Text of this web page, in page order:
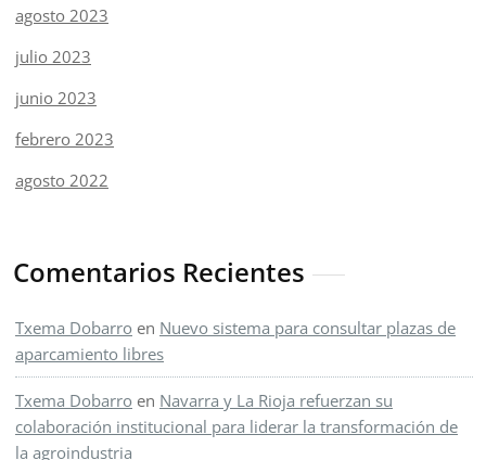
agosto 2023
julio 2023
junio 2023
febrero 2023
agosto 2022
Comentarios Recientes
Txema Dobarro en Nuevo sistema para consultar plazas de
aparcamiento libres
Txema Dobarro en Navarra y La Rioja refuerzan su
colaboración institucional para liderar la transformación de
la agroindustria